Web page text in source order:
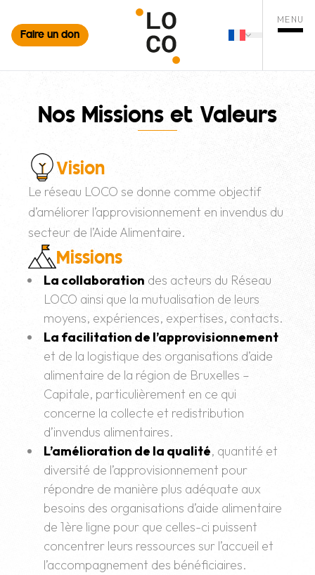
Faire un don FrançaisChanger de
MENU
la recherche
Nos Missions et Valeurs
Vision
Le réseau LOCO se donne comme objectif
d’améliorer l’approvisionnement en invendus du
secteur de l’Aide Alimentaire.
Missions
La collaboration des acteurs du Réseau
LOCO ainsi que la mutualisation de leurs
moyens, expériences, expertises, contacts.
La facilitation de l’approvisionnement
et de la logistique des organisations d’aide
alimentaire de la région de Bruxelles –
Capitale, particulièrement en ce qui
concerne la collecte et redistribution
d’invendus alimentaires.
L’amélioration de la qualité, quantité et
diversité de l’approvisionnement pour
répondre de manière plus adéquate aux
besoins des organisations d’aide alimentaire
de 1ère ligne pour que celles-ci puissent
concentrer leurs ressources sur l’accueil et
l’accompagnement des bénéficiaires.